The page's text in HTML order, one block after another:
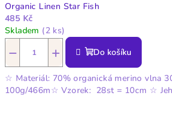
Organic Linen Star Fish
485 Kč
Skladem (2 ks)
+
− Do košíku
☆ Materiál: 70% organická merino vlna
100g/466m☆ Vzorek: 28st = 10cm ☆